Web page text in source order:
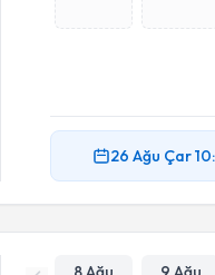
26 Ağu Çar